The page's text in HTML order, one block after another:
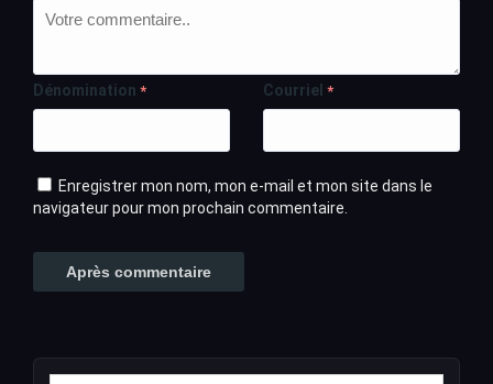
Dénomination * Courriel *
Enregistrer mon nom, mon e-mail et mon site dans le
navigateur pour mon prochain commentaire.